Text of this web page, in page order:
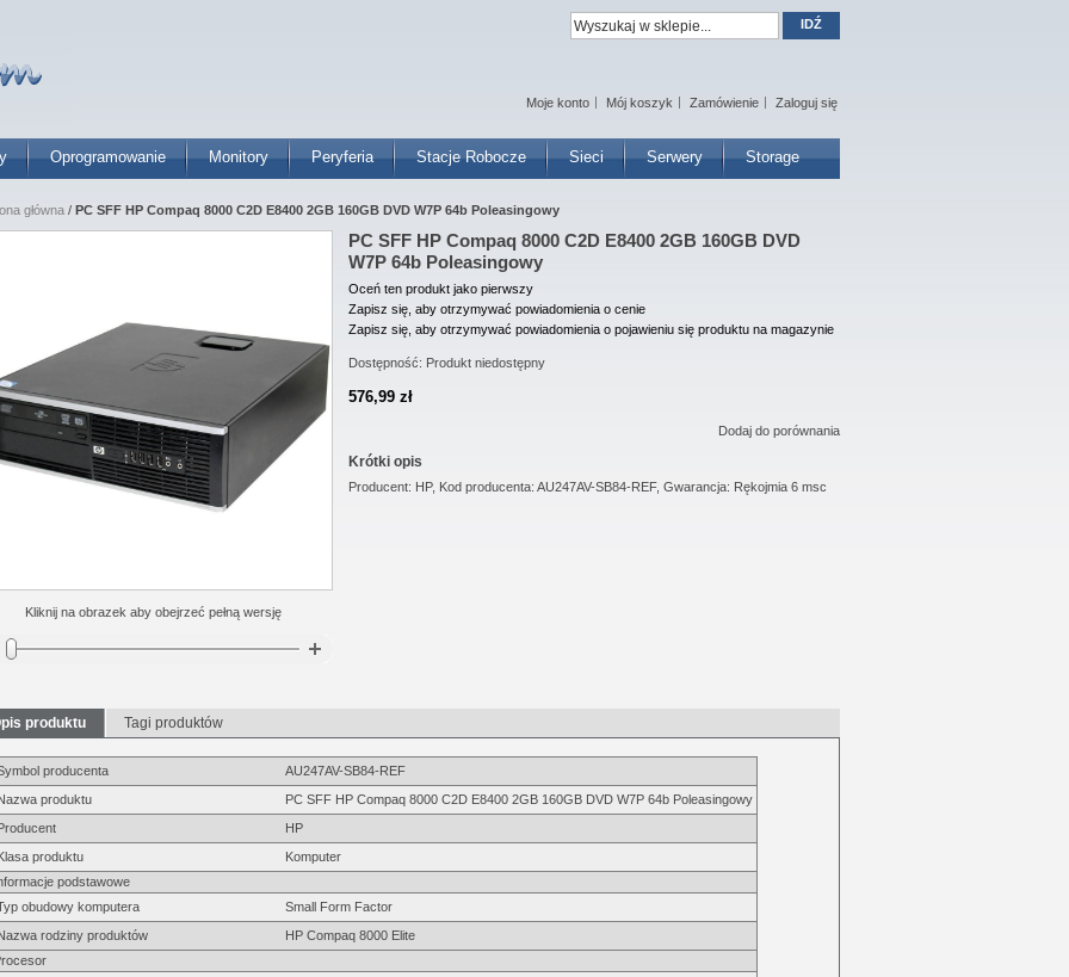
Oprogramowanie Monitory Peryferia Stacje Robocze Sieci Serwery Storage
Moje konto Mój koszyk Zamówienie Zaloguj się
IDŹ
główna / PC SFF HP Compaq 8000 C2D E8400 2GB 160GB DVD W7P 64b Poleasingowy
PC SFF HP Compaq 8000 C2D E8400 2GB 160GB DVD
W7P 64b Poleasingowy
Oceń ten produkt jako pierwszy
Zapisz się, aby otrzymywać powiadomienia o cenie
Zapisz się, aby otrzymywać powiadomienia o pojawieniu się produktu na magazynie
Dostępność: Produkt niedostępny
576,99 zł
Dodaj do porównania
Krótki opis
Producent: HP, Kod producenta: AU247AV-SB84-REF, Gwarancja: Rękojmia 6 msc
Kliknij na obrazek aby obejrzeć pełną wersję
produktu Tagi produktów
producenta
AU247AV-SB84-REF
produktu
PC SFF HP Compaq 8000 C2D E8400 2GB 160GB DVD W7P 64b Poleasingowy
HP
produktu
Komputer
podstawowe
obudowy komputera
Small Form Factor
rodziny produktów
HP Compaq 8000 Elite